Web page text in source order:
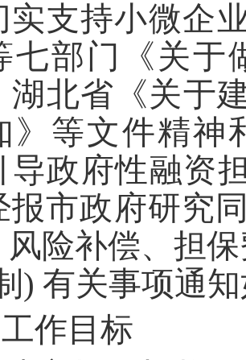
实支持小微企
七部门《关于
湖北省《关于
》等文件精神
导政府性融资
报市政府研究
险补偿、担
) 有关事项通
作目标